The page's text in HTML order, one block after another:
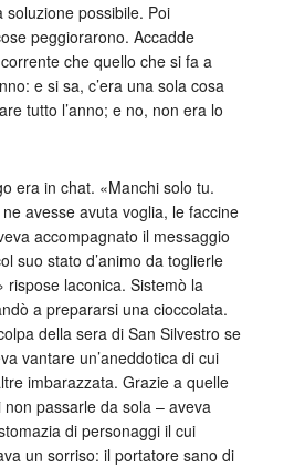
soluzione possibile. Poi
peggiorarono. Accadde
che quello che si fa a
e si sa, c’era una sola cosa
tutto l’anno; e no, non era lo
era in chat. «Manchi solo tu.
avesse avuta voglia, le faccine
accompagnato il messaggio
suo stato d’animo da toglierle
rispose laconica. Sistemò la
a prepararsi una cioccolata.
della sera di San Silvestro se
vantare un’aneddotica di cui
imbarazzata. Grazie a quelle
passarle da sola – aveva
di personaggi il cui
un sorriso: il portatore sano di